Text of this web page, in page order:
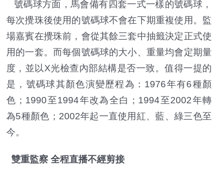
號碼球方面，馬會備有四套一式一樣的號碼球，
每次攪珠後使用的號碼球不會在下期重複使用。監
場嘉賓在攪珠前，會從其餘三套中抽籤決定正式使
用的一套。而每個號碼球的大小、重量均會定期量
度，並以X光檢查內部結構是否一致。值得一提的
是，號碼球其顏色演變歷程為：1976年有6種顏
色；1990至1994年改為全白；1994至2002年轉
為5種顏色；2002年起一直使用紅、藍、綠三色至
今。
雙重監察 全程直播不經剪接